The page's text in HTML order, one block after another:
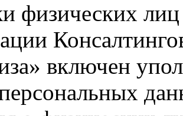
физических
включен